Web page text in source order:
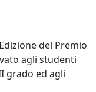
del Premio
agli studenti
grado ed agli